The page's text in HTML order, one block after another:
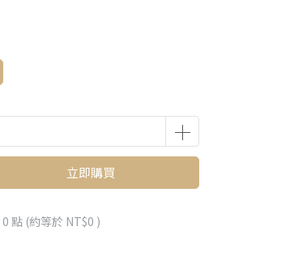
立即購買
0 點 (約等於 NT$0 )